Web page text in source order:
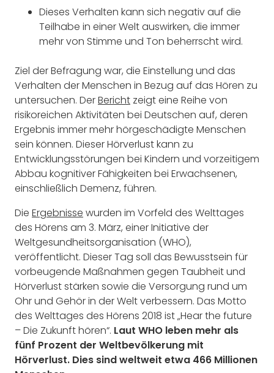
Dieses Verhalten kann sich negativ auf die
Teilhabe in einer Welt auswirken, die immer
mehr von Stimme und Ton beherrscht wird.
Ziel der Befragung war, die Einstellung und das
Verhalten der Menschen in Bezug auf das Hören zu
untersuchen. DerBericht zeigt eine Reihe von
risikoreichen Aktivitäten bei Deutschen auf, deren
Ergebnis immer mehr hörgeschädigte Menschen
sein können. Dieser Hörverlust kann zu
Entwicklungsstörungen bei Kindern und vorzeitigem
Abbau kognitiver Fähigkeiten bei Erwachsenen,
einschließlich Demenz, führen.
Die Ergebnisse wurden im Vorfeld des Welttages
des Hörens am 3. März, einer Initiative der
Weltgesundheitsorganisation (WHO),
veröffentlicht. Dieser Tag soll das Bewusstsein für
vorbeugende Maßnahmen gegen Taubheit und
Hörverlust stärken sowie die Versorgung rund um
Ohr und Gehör in der Welt verbessern. Das Motto
des Welttages des Hörens 2018 ist „Hear the future
– Die Zukunft hören“. Laut WHO leben mehr als
fünf Prozent der Weltbevölkerung mit
Hörverlust. Dies sind weltweit etwa 466 Millionen